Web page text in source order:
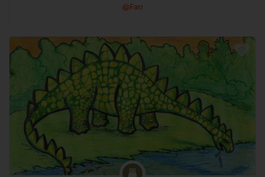
@Fati